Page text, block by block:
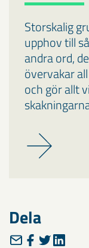
Storskalig
upphov till
andra ord,
övervakar
och gör allt
Dela